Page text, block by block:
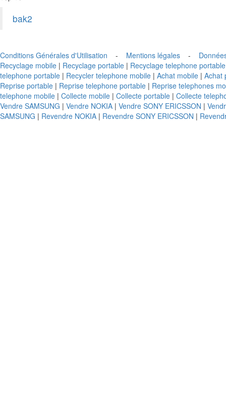
bak2
Conditions Générales d'Utilisation - Mentions légales -
Recyclage mobile | Recyclage portable | Recyclage telephone portable
telephone portable | Recycler telephone mobile | Achat mobile | Achat
Reprise portable | Reprise telephone portable | Reprise telephones
telephone mobile | Collecte mobile | Collecte portable | Collecte
Vendre SAMSUNG | Vendre NOKIA | Vendre SONY ERICSSON |
SAMSUNG | Revendre NOKIA | Revendre SONY ERICSSON |